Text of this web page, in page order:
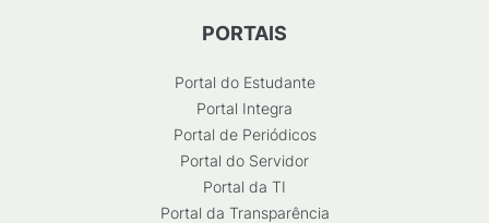
PORTAIS
Portal do Estudante
Portal Integra
Portal de Periódicos
Portal do Servidor
Portal da TI
Portal da Transparência